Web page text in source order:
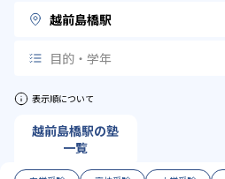
越前島橋駅
目的・学年
表示順について
越前島橋駅の塾
一覧